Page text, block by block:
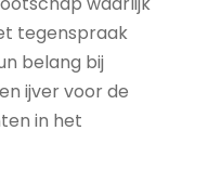
tegenspraak
belang bij
ijver voor de
in het